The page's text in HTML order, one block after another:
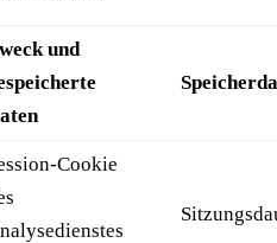
und
Cookie